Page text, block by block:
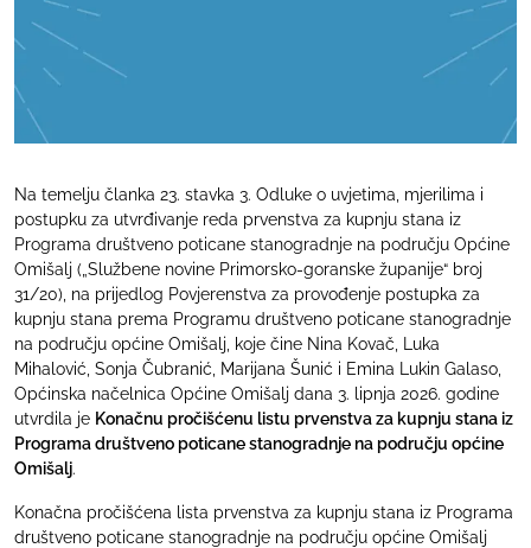
Na temelju članka 23. stavka 3. Odluke o uvjetima, mjerilima i
postupku za utvrđivanje reda prvenstva za kupnju stana iz
Programa društveno poticane stanogradnje na području Općine
Omišalj („Službene novine Primorsko-goranske županije“ broj
31/20), na prijedlog Povjerenstva za provođenje postupka za
kupnju stana prema Programu društveno poticane stanogradnje
na području općine Omišalj, koje čine Nina Kovač, Luka
Mihalović, Sonja Čubranić, Marijana Šunić i Emina Lukin Galaso,
Općinska načelnica Općine Omišalj dana 3. lipnja 2026. godine
utvrdila je Konačnu pročišćenu listu prvenstva za kupnju stana iz
Programa društveno poticane stanogradnje na području općine
Omišalj.
Konačna pročišćena lista prvenstva za kupnju stana iz Programa
društveno poticane stanogradnje na području općine Omišalj